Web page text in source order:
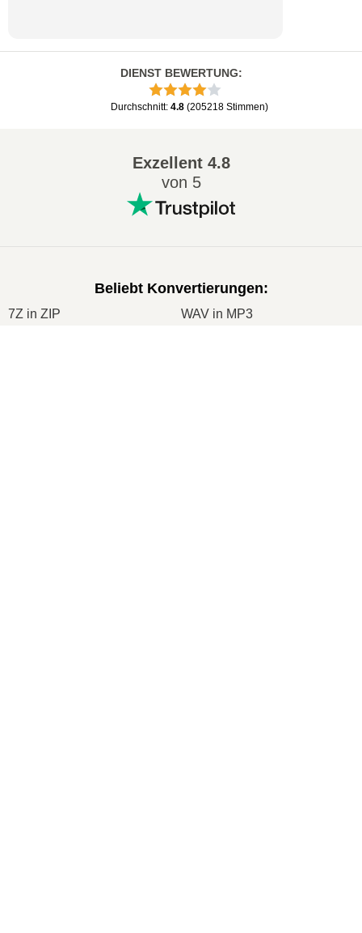
DIENST BEWERTUNG:
Durchschnitt: 4.8 (205218 Stimmen)
Exzellent4.8
von 5
Beliebt Konvertierungen:
7Z in ZIP WAV in MP3